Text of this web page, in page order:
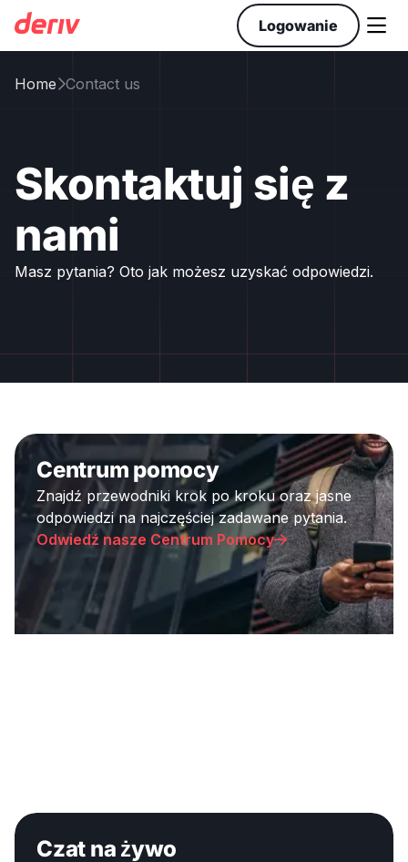
Logowanie 
HomeContact us
Skontaktuj się z
nami
Masz pytania? Oto jak możesz uzyskać odpowiedzi.
Centrum pomocy
Znajdź przewodniki krok po kroku oraz jasne
odpowiedzi na najczęściej zadawane pytania.
Odwiedź nasze Centrum Pomocy
Czat na żywo